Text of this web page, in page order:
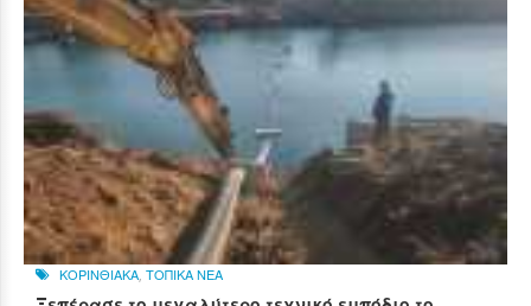
ΚΟΡΙΝΘΙΑΚΑ ΤΟΠΙΚΑ ΝΕΑ